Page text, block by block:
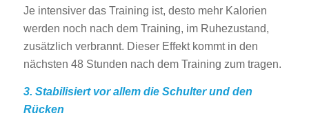
Je intensiver das Training ist, desto mehr Kalorien
werden noch nach dem Training, im Ruhezustand,
zusätzlich verbrannt. Dieser Effekt kommt in den
nächsten 48 Stunden nach dem Training zum tragen.
3. Stabilisiert vor allem die Schulter und den
Rücken